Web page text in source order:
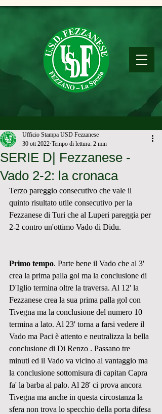
SERIE D| Fezzanese -
Vado 2-2: la cronaca
Ufficio Stampa USD Fezzanese
30 ott 2022 Tempo di lettura: 2 min
Terzo pareggio consecutivo che vale il
quinto risultato utile consecutivo per la
Fezzanese di Turi che al Luperi pareggia per
2-2 contro un'ottimo Vado di Didu.
Primo tempo. Parte bene il Vado che al 3'
crea la prima palla gol ma la conclusione di
D'Iglio termina oltre la traversa. Al 12' la
Fezzanese crea la sua prima palla gol con
Tivegna ma la conclusione del numero 10
termina a lato. Al 23' torna a farsi vedere il
Vado ma Paci è attento e neutralizza la bella
conclusione di Di Renzo . Passano tre
minuti ed il Vado va vicino al vantaggio ma
la conclusione sottomisura di capitan Capra
fa' la barba al palo. Al 28' ci prova ancora
Tivegna ma anche in questa circostanza la
sfera non trova lo specchio della porta difesa